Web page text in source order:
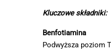
Kluczowe składniki:
Benfotiamina
Podwyższa poziom